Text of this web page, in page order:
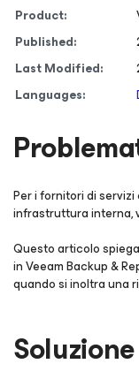
Product:
Published:
Last Modified:
Languages:
Per i fornitori di
infrastruttura interna,
Questo articolo
in Veeam Backup &
quando si inoltra una
Soluzione